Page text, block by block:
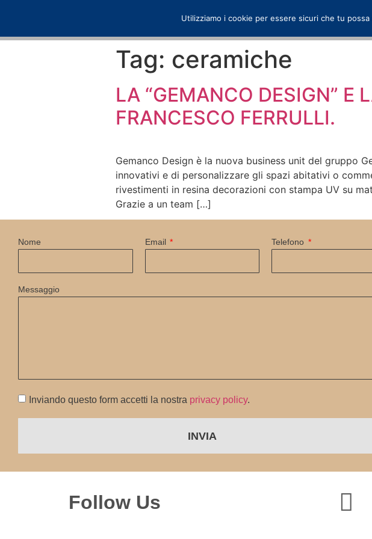
Tag: ceramiche
LA “GEMANCO DESIGN” E
FRANCESCO FERRULLI.
Gemanco Design è la nuova business unit del gruppo
innovativi e di personalizzare gli spazi abitativi o
rivestimenti in resina decorazioni con stampa UV su
Grazie a un team […]
Nome Email Telefono
Messaggio
Inviando questo form accetti la nostra privacy policy.
INVIA
Follow Us
Utilizziamo i cookie per essere sicuri che tu